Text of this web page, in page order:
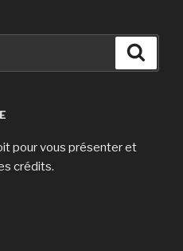
pour vous présenter et
crédits.